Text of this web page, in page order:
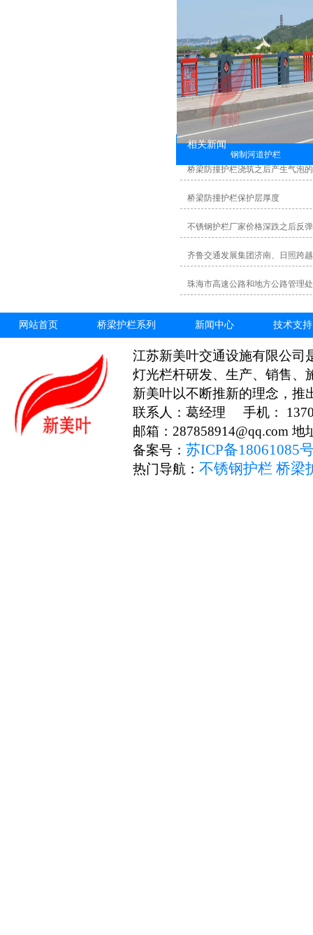
钢制河道护栏
相关新闻
桥梁防撞护栏浇筑之后产生气泡
桥梁防撞护栏保护层厚度
不锈钢护栏厂家价格深跌之后反
齐鲁交通发展集团济南、日照跨
珠海市高速公路和地方公路管理
网站首页 桥梁护栏系列 新闻中心 技术支持
江苏新美叶交通设施有限公司
灯光栏杆研发、生产、销售、
新美叶以不断推新的理念，推
联系人：葛经理 手机：
邮箱：287858914@qq.com
备案号： 苏ICP备18061085
热门导航： 不锈钢护栏 桥梁